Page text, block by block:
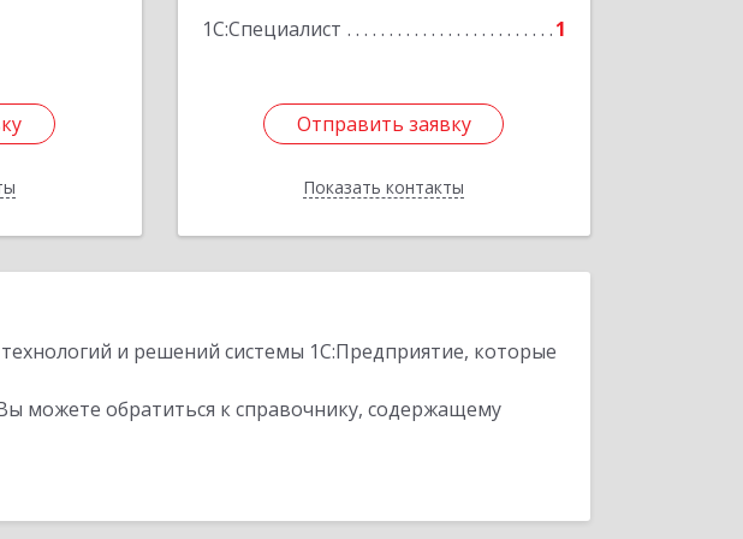
1С:Специалист 1
Отправить заявку
Показать контакты
Подробнее
Отправить заявку
Назад
и решений системы 1С:Предприятие, которые
можете обратиться к справочнику, содержащему